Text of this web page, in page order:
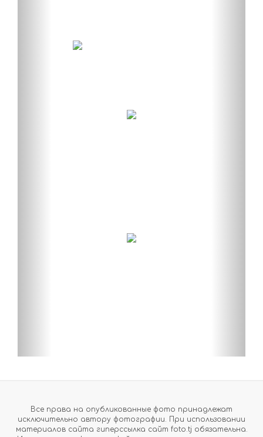
Все права на опубликованные фото принадлежат
исключительно автору фотографии. При использовании
материалов сайта гиперссылка сайт foto.tj обязательна.